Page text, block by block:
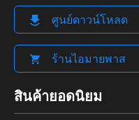
ศูนย์ดาวน์โหลด
ร้านไอมายพาส
สินค้ายอดนิยม